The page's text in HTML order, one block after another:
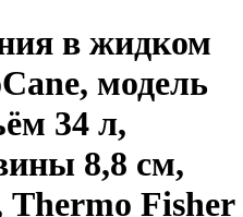
в жидком
модель
34 л,
8,8 см,
Thermo Fisher